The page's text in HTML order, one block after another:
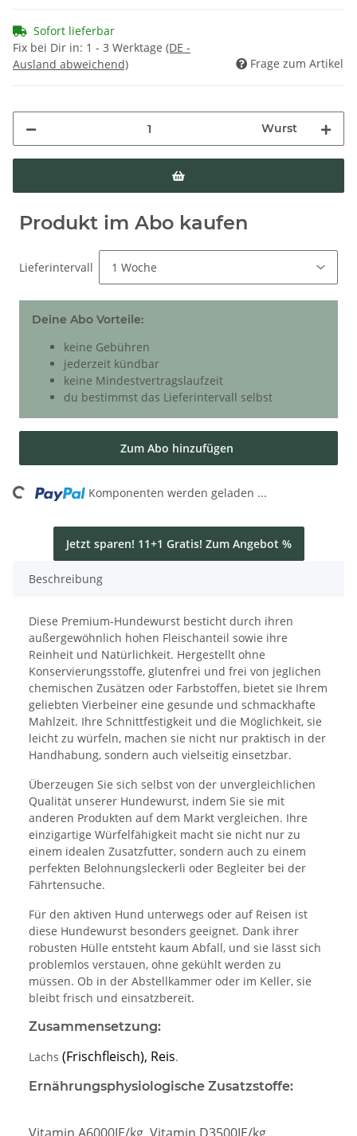
Sofort lieferbar
Fix bei Dir in: 1 - 3 Werktage (DE -
Ausland abweichend)
Frage zum Artikel
Wurst
Produkt im Abo kaufen
Lieferintervall
Deine Abo Vorteile:
keine Gebühren
jederzeit kündbar
keine Mindestvertragslaufzeit
du bestimmst das Lieferintervall selbst
Zum Abo hinzufügen
Komponenten werden geladen ...
Jetzt sparen! 11+1 Gratis! Zum Angebot %
Beschreibung
Diese Premium-Hundewurst besticht durch ihren
außergewöhnlich hohen Fleischanteil sowie ihre
Reinheit und Natürlichkeit. Hergestellt ohne
Konservierungsstoffe, glutenfrei und frei von jeglichen
chemischen Zusätzen oder Farbstoffen, bietet sie Ihrem
geliebten Vierbeiner eine gesunde und schmackhafte
Mahlzeit. Ihre Schnittfestigkeit und die Möglichkeit, sie
leicht zu würfeln, machen sie nicht nur praktisch in der
Handhabung, sondern auch vielseitig einsetzbar.
Überzeugen Sie sich selbst von der unvergleichlichen
Qualität unserer Hundewurst, indem Sie sie mit
anderen Produkten auf dem Markt vergleichen. Ihre
einzigartige Würfelfähigkeit macht sie nicht nur zu
einem idealen Zusatzfutter, sondern auch zu einem
perfekten Belohnungsleckerli oder Begleiter bei der
Fährtensuche.
Für den aktiven Hund unterwegs oder auf Reisen ist
diese Hundewurst besonders geeignet. Dank ihrer
robusten Hülle entsteht kaum Abfall, und sie lässt sich
problemlos verstauen, ohne gekühlt werden zu
müssen. Ob in der Abstellkammer oder im Keller, sie
bleibt frisch und einsatzbereit.
Zusammensetzung:
Lachs (Frischfleisch), Reis.
Ernährungsphysiologische Zusatzstoffe: